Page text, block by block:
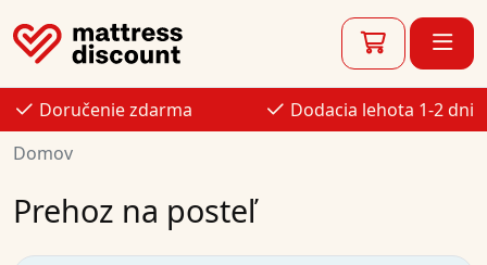
Doručenie zdarma
Dodacia lehota 1-2 dni
Domov
Prehoz na posteľ